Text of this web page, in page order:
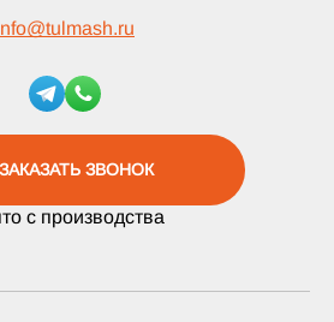
@tulmash.ru
ЗВОНОК
с производства